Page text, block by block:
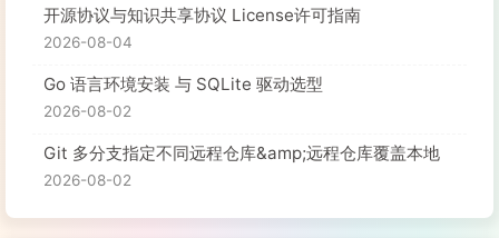
开源协议与知识共享协议 License许可指南
2026-08-04
Go 语言环境安装 与 SQLite 驱动选型
2026-08-02
Git 多分支指定不同远程仓库&amp;远程仓库覆盖本地
2026-08-02